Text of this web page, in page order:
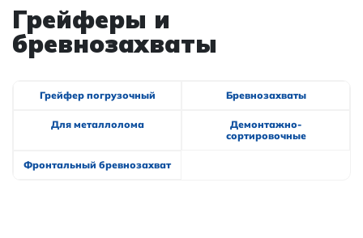
Грейферы и
бревнозахваты
Грейфер погрузочный Бревнозахваты
Для металлолома
Демонтажно-
сортировочные
Фронтальный бревнозахват